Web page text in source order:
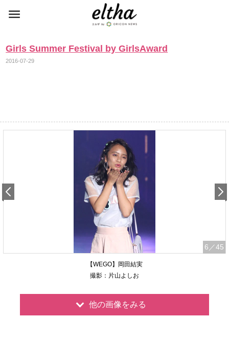
Girls Summer Festival by GirlsAward
2016-07-29
6 ／45
【WEGO】岡田結実
撮影：片山よしお
他の画像をみる